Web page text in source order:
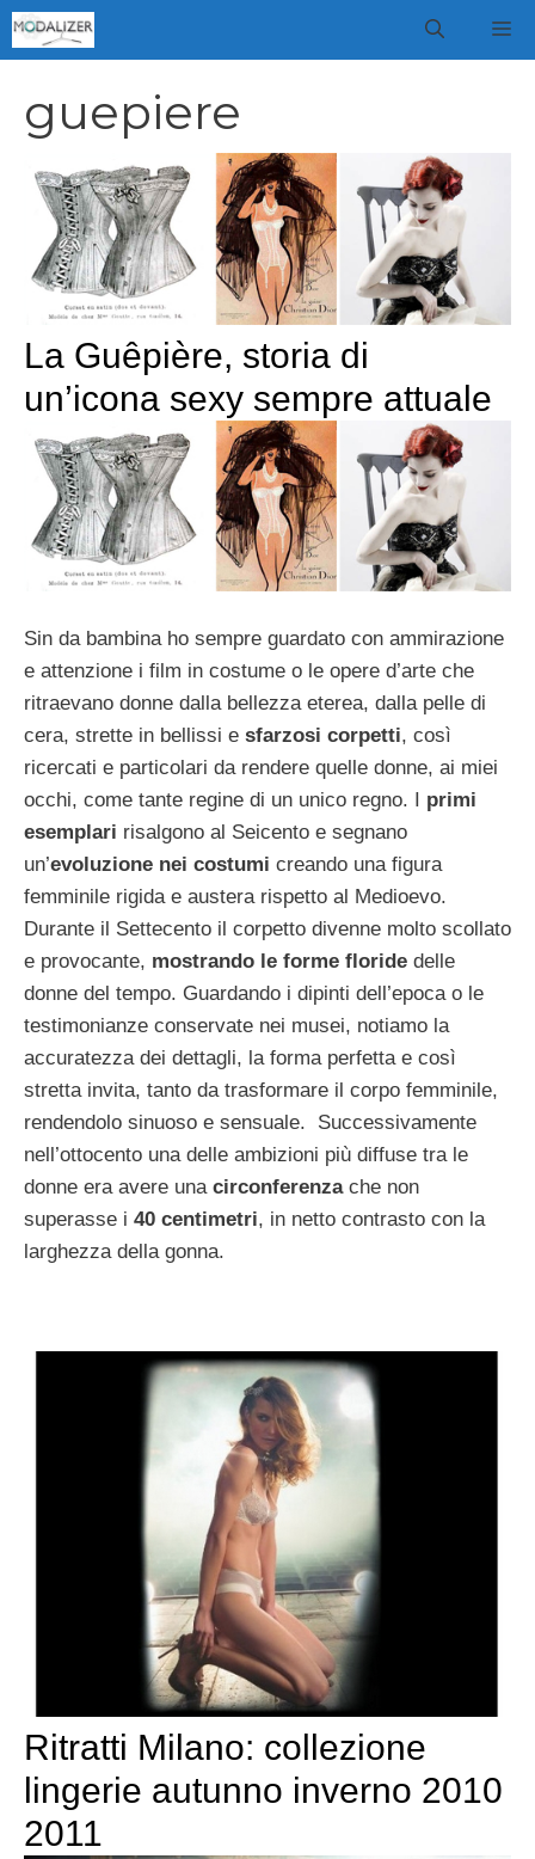
Vai
al
guepiere
La Guêpière, storia di
un’icona sexy sempre attuale
Sin da bambina ho sempre guardato con ammirazione
e attenzione i film in costume o le opere d’arte che
ritraevano donne dalla bellezza eterea, dalla pelle di
cera, strette in bellissi e sfarzosi corpetti, così
ricercati e particolari da rendere quelle donne, ai miei
occhi, come tante regine di un unico regno. I primi
esemplari risalgono al Seicento e segnano
un’evoluzione nei costumi creando una figura
femminile rigida e austera rispetto al Medioevo.
Durante il Settecento il corpetto divenne molto scollato
e provocante, mostrando le forme floride delle
donne del tempo. Guardando i dipinti dell’epoca o le
testimonianze conservate nei musei, notiamo la
accuratezza dei dettagli, la forma perfetta e così
stretta invita, tanto da trasformare il corpo femminile,
rendendolo sinuoso e sensuale. Successivamente
nell’ottocento una delle ambizioni più diffuse tra le
donne era avere una circonferenza che non
superasse i 40 centimetri, in netto contrasto con la
larghezza della gonna.
Ritratti Milano: collezione
lingerie autunno inverno 2010
2011